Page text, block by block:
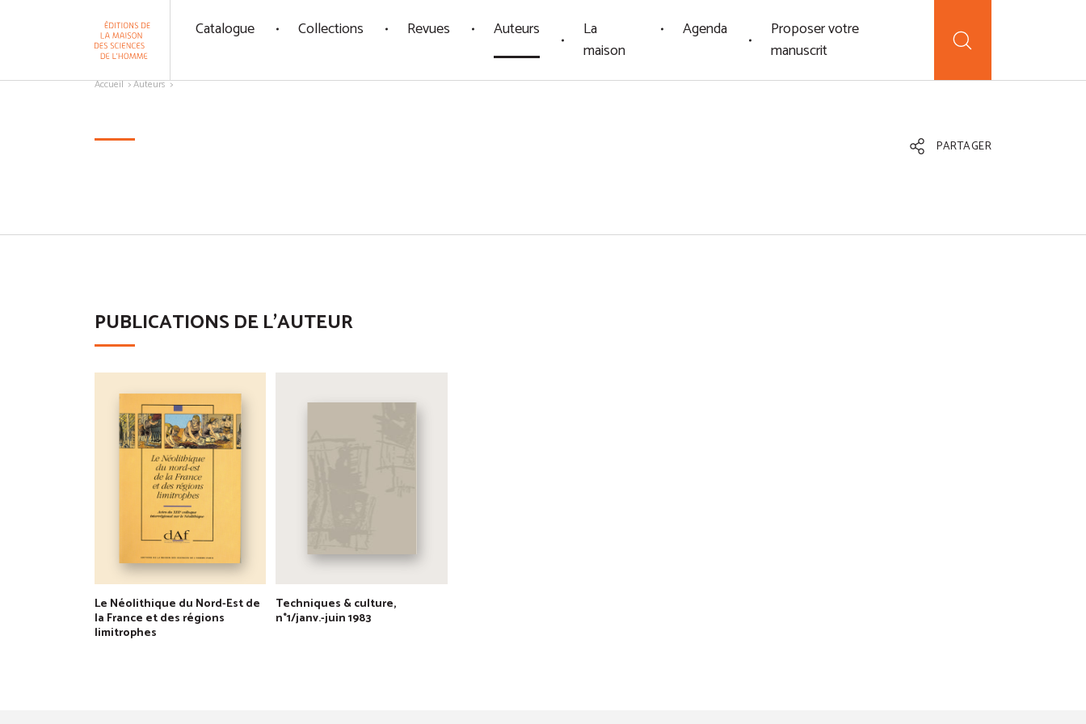
Catalogue Collections Revues Auteurs
La
maison
Agenda
Proposer votre
manuscrit
Accueil Auteurs
PARTAGER
PUBLICATIONS DE L'AUTEUR
Le Néolithique du Nord-Est de
la France et des régions
limitrophes
Techniques & culture,
n°1/janv.-juin 1983